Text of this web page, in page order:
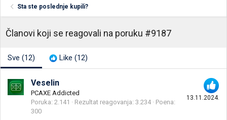
Sta ste poslednje kupili?
Članovi koji se reagovali na poruku #9187
Sve (12) Like (12)
13.11.2024.
Veselin
PCAXE Addicted
Poruka 2.141 Rezultat reagovanja 3.234
Poena
300